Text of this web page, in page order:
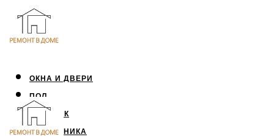
ОКНА И ДВЕРИ
ПОЛ
ПОТОЛОК
САНТЕХНИКА